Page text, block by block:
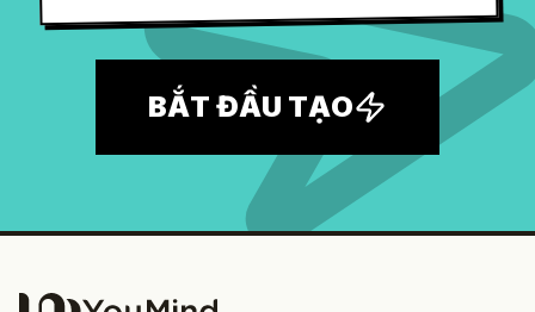
BẮT ĐẦU TẠO